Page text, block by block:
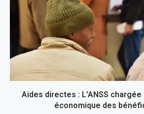
Aides directes : L’ANSS
économique des